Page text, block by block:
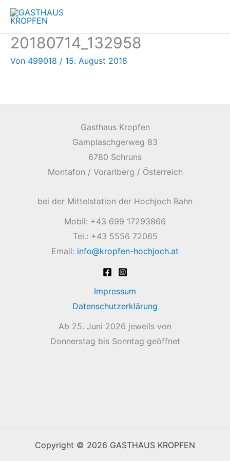
Zum
Inhalt
springen
20180714_132958
Von 499018 / 15. August 2018
Gasthaus Kropfen
Gamplaschgerweg 83
6780 Schruns
Montafon / Vorarlberg / Österreich
bei der Mittelstation der Hochjoch Bahn
Mobil: +43 699 17293866
Tel.: +43 5556 72065
Email: info@kropfen-hochjoch.at
Impressum
Datenschutzerklärung
Ab 25. Juni 2026 jeweils von
Donnerstag bis Sonntag geöffnet
Copyright © 2026 GASTHAUS KROPFEN